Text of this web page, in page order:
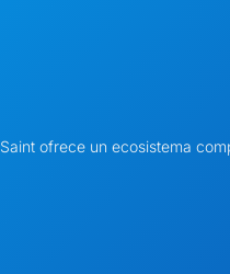
Saint ofrece un ecosistema